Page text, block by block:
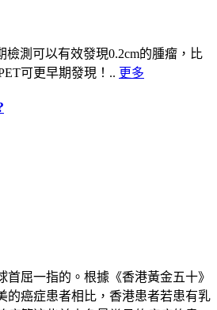
檢測可以有效發現0.2cm的腫瘤，比
可更早期發現！.. 更多
首屈一指的。根據《香港黃金五十》
的癌症患者相比，香港患者若患有乳